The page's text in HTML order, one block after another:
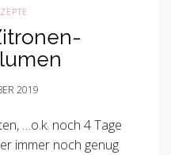
2019
…o.k. noch 4 Tage
immer noch genug